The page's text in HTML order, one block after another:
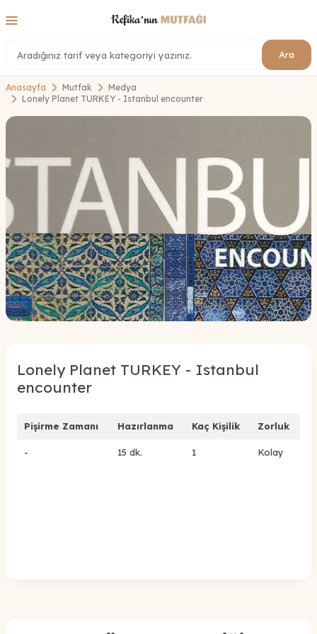
Ara
Anasayfa Mutfak
Medya
Lonely Planet TURKEY - Istanbul encounter
Lonely Planet TURKEY - Istanbul
encounter
Pişirme Zamanı Hazırlanma Kaç Kişilik Zorluk
- 15 dk. 1 Kolay